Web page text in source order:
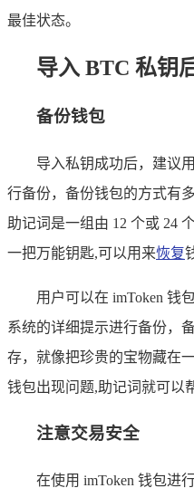
最佳状态。
导入 BTC 私钥
备份钱包
导入私钥成功后，建议
行备份，备份钱包的方式有
助记词是一组由 12 个或 24
一把万能钥匙,可以用来恢复
用户可以在 imToken 钱
系统的详细提示进行备份，
存，就像把珍贵的宝物藏在
钱包出现问题,助记词就可以
注意交易安全
在使用 imToken 钱包进